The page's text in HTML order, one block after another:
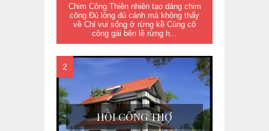
Chim Công Thiên nhiên tạo dáng chim
công Đủ lông đủ cánh mà không thấy
về Chỉ vui sống ở rừng kề Cùng cô
công gái bên lề rừng h...
HỒI CÔNG THỢ